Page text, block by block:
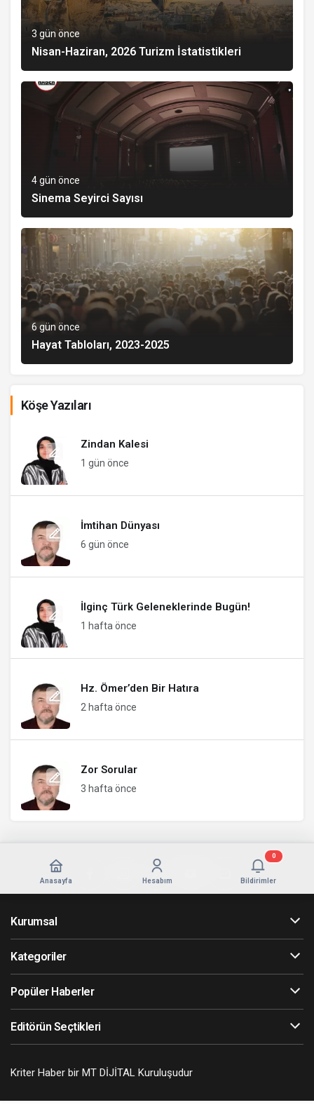
3 gün önce
Nisan-Haziran, 2026 Turizm İstatistikleri
4 gün önce
Sinema Seyirci Sayısı
6 gün önce
Hayat Tabloları, 2023-2025
Köşe Yazıları
Zindan Kalesi
1 gün önce
İmtihan Dünyası
6 gün önce
İlginç Türk Geleneklerinde Bugün!
1 hafta önce
Hz. Ömer’den Bir Hatıra
2 hafta önce
Zor Sorular
3 hafta önce
Anasayfa Hesabım Bildirimler
0
Kurumsal
Kategoriler
Popüler Haberler
Editörün Seçtikleri
Kriter Haber bir MT DİJİTAL Kuruluşudur